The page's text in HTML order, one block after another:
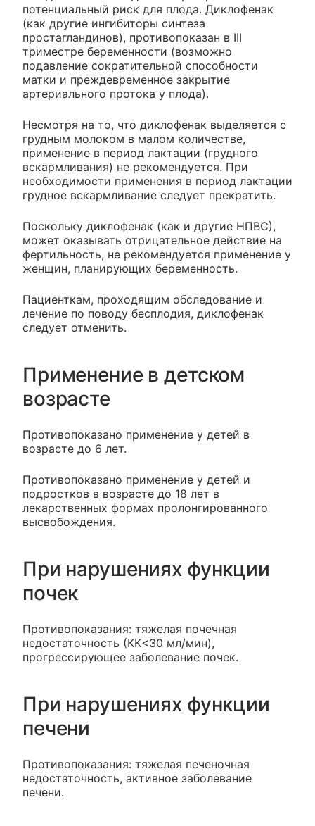
потенциальный риск для плода. Диклофенак
(как другие ингибиторы синтеза
простагландинов), противопоказан в III
триместре беременности (возможно
подавление сократительной способности
матки и преждевременное закрытие
артериального протока у плода).
Несмотря на то, что диклофенак выделяется с
грудным молоком в малом количестве,
применение в период лактации (грудного
вскармливания) не рекомендуется. При
необходимости применения в период лактации
грудное вскармливание следует прекратить.
Поскольку диклофенак (как и другие НПВС),
может оказывать отрицательное действие на
фертильность, не рекомендуется применение у
женщин, планирующих беременность.
Пациенткам, проходящим обследование и
лечение по поводу бесплодия, диклофенак
следует отменить.
Применение в детском
возрасте
Противопоказано применение у детей в
возрасте до 6 лет.
Противопоказано применение у детей и
подростков в возрасте до 18 лет в
лекарственных формах пролонгированного
высвобождения.
При нарушениях функции
почек
Противопоказания: тяжелая почечная
недостаточность (КК<30 мл/мин),
прогрессирующее заболевание почек.
При нарушениях функции
печени
Противопоказания: тяжелая печеночная
недостаточность, активное заболевание
печени.